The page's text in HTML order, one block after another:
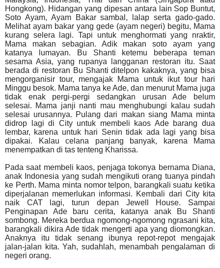
Hongkong). Hidangan yang dipesan antara lain Sop Buntut,
Soto Ayam, Ayam Bakar sambal, lalap serta gado-gado.
Melihat ayam bakar yang gede (ayam negeri) begitu, Mama
kurang selera lagi. Tapi untuk menghormati yang nraktir,
Mama makan sebagian. Adik makan soto ayam yang
katanya lumayan. Bu Shanti ketemu beberapa teman
sesama Asia, yang rupanya langganan restoran itu. Saat
berada di restoran Bu Shanti ditelpon kakaknya, yang bisa
mengorganisir tour, mengajak Mama untuk ikut tour hari
Minggu besok. Mama tanya ke Ade, dan menurut Mama juga
tidak enak pergi-pergi sedangkan urusan Ade belum
selesai. Mama janji nanti mau menghubungi kalau sudah
selesai urusannya. Pulang dari makan siang Mama minta
didrop lagi di City untuk membeli kaos Ade barang dua
lembar, karena untuk hari Senin tidak ada lagi yang bisa
dipakai. Kalau celana panjang banyak, karena Mama
menempatkan di tas tenteng Kharissa.
Pada saat membeli kaos, penjaga tokonya bernama Diana,
anak Indonesia yang sudah mengikuti orang tuanya pindah
ke Perth. Mama minta nomor telpon, barangkali suatu ketika
diperjalanan memerlukan informasi. Kembali dari City kita
naik CAT lagi, turun depan Jewell House. Sampai
Penginapan Ade baru cerita, katanya anak Bu Shanti
sombong. Mereka berdua ngomong-ngomong ngrasani kita,
barangkali dikira Ade tidak mengerti apa yang diomongkan.
Anaknya itu tidak senang ibunya repot-repot mengajak
jalan-jalan kita. Yah, sudahlah, menambah pengalaman di
negeri orang.